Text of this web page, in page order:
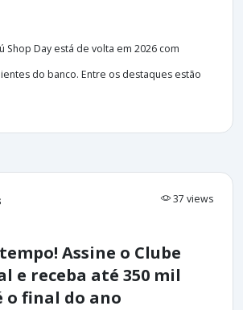
Shop Day está de volta em 2026 com
do banco. Entre os destaques estão
37 views
Assine o Clube
e receba até 350 mil
o final do ano